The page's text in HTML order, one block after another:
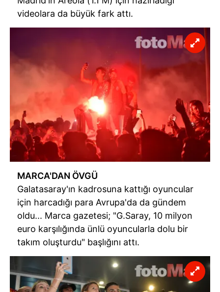
için Ayarlar butonuna tıklayabilir,Çerez Bilgilendirme
Metnimiziziyaret edebilirsiniz.
6698 sayılı Kişisel Verilerin Korunması Kanunu uyarınca
hazırlanmış Aydınlatma Metnimizi okumak ve sitemizde
ilgili mevzuata uygun olarak kullanılan çerezlerle ilgili bilgi
almak için lütfentıklayınız.
videolara da büyük fark attı.
MARCA'DAN ÖVGÜ
Galatasaray'ın kadrosuna kattığı oyuncular
için harcadığı para Avrupa'da da gündem
oldu... Marca gazetesi; "G.Saray, 10 milyon
euro karşılığında ünlü oyuncularla dolu bir
takım oluşturdu" başlığını attı.